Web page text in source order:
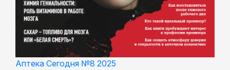
Аптека Сегодня №8 2025